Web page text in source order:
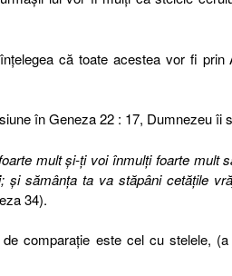
că toate acestea vor fi
în Geneza 22 : 17, Dumnezeu îi
mult şi-ţi voi înmulţi foarte mult
; şi sămânţa ta va stăpâni cetăţile
34).
comparaţie este cel cu stelele,